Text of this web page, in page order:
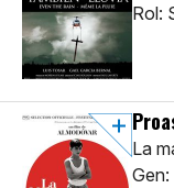
Rol:
La